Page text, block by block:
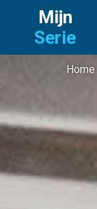
Mijn
Serie
Home